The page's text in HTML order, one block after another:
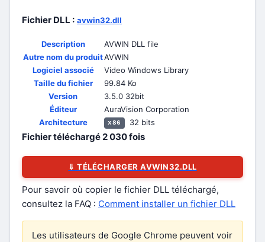
Fichier DLL : avwin32.dll
Description
AVWIN DLL file
Autre nom du produitAVWIN
Logiciel associé
Video Windows Library
Taille du fichier
99.84 Ko
Version
3.5.0 32bit
Éditeur
AuraVision Corporation
Architecture
x86 32 bits
Fichier téléchargé2 030fois
⇓ TÉLÉCHARGER AVWIN32.DLL
Pour savoir où copier le fichier DLL téléchargé,
consultez la FAQ : Comment installer un fichier DLL
Les utilisateurs de Google Chrome peuvent voir